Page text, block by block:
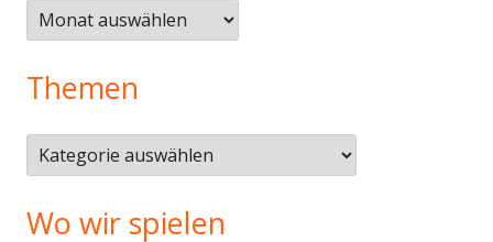
Älteres
Themen
Themen
Wo wir spielen